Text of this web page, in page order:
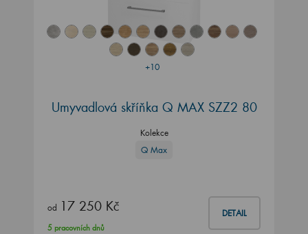
+10
Umyvadlová skříňka Q MAX SZZ2 80
Kolekce
Q Max
od 17 250 Kč DETAIL
5 pracovních dnů